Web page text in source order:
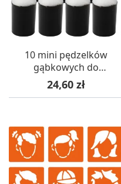
10 mini pędzelków
gąbkowych do
tapowania i do
szablonów
Cena
24,60 zł